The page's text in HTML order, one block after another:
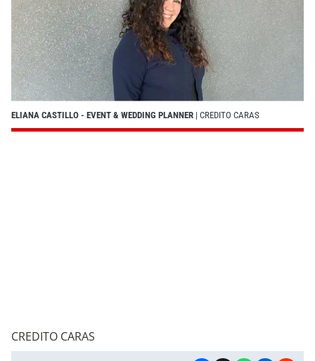
ELIANA CASTILLO - EVENT & WEDDING PLANNER | CREDITO CARAS
CREDITO CARAS